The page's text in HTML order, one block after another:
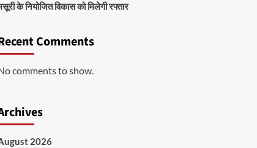
के नियोजित विकास को मिलेगी रफ्तार
Comments
comments to show.
2026